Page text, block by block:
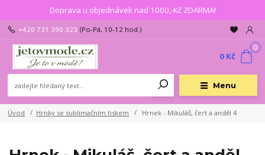
Doprava u objednávek nad 1000,-Kč ZDARMA!
Menu
+420 731 390 323 (Po-Pá, 10-12 hod.)
0
0 Kč
Úvod Hrnky se sublimačním tiskem Hrnek - Mikuláš, čert a anděl 4